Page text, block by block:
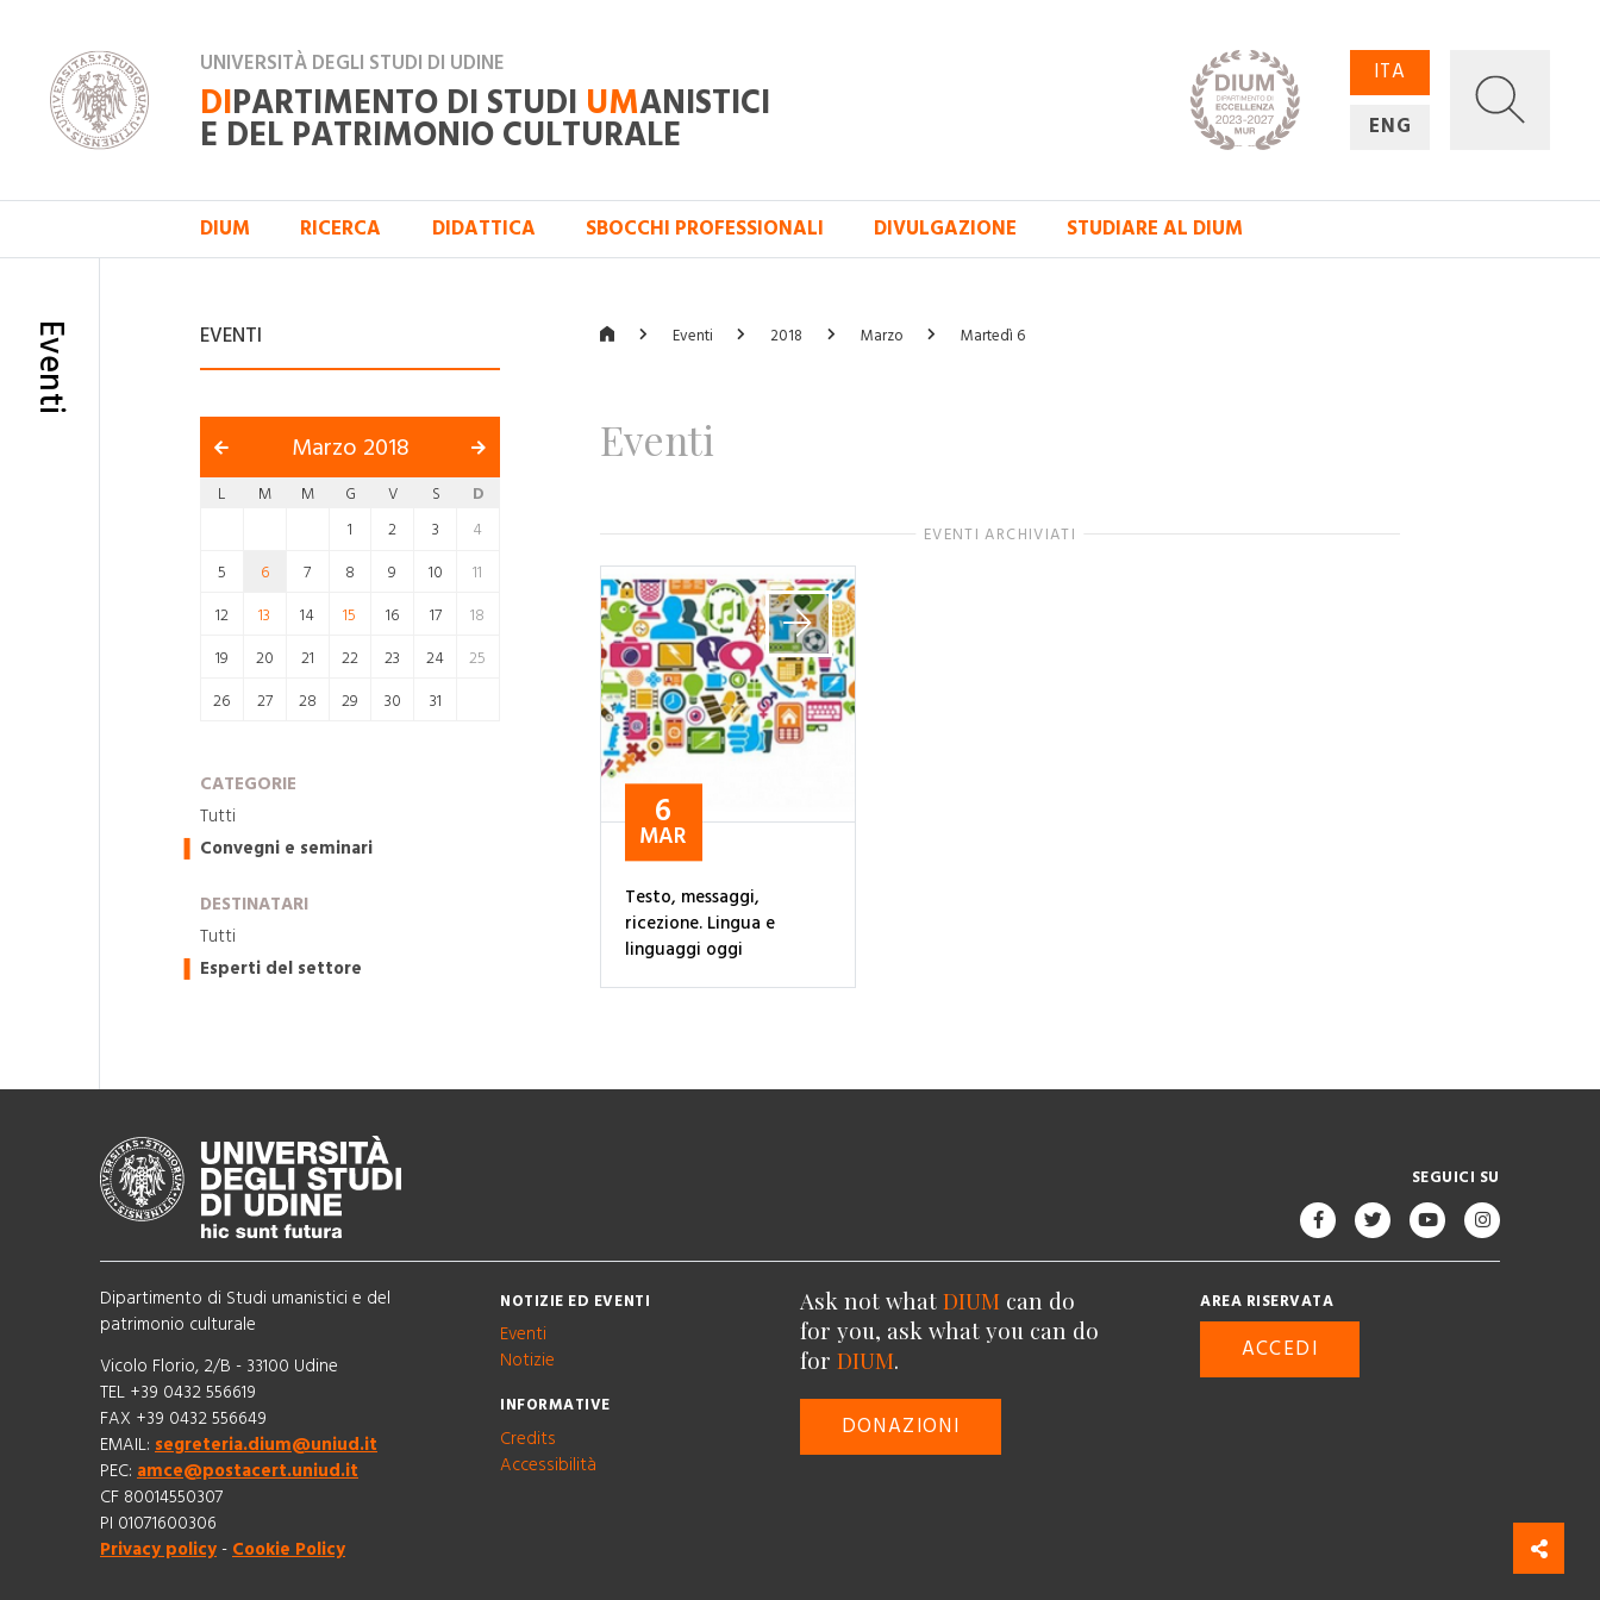
UNIVERSITÀ DEGLI STUDI DI UDINE
DIPARTIMENTO DI STUDI UMANISTICI
E DEL PATRIMONIO CULTURALE
ITA
ENG
DIUM RICERCA DIDATTICA SBOCCHI PROFESSIONALI DIVULGAZIONE STUDIARE AL DIUM
Eventi EVENTI
Marzo 2018
L M M G V S
D
1
2 3
4
5
6 7 8 9 10
11
12
13 14 15 16 17
18
19
20 21 22 23 24
25
26
27 28 29 30 31
CATEGORIE
Tutti
Convegni e seminari
DESTINATARI
Tutti
Esperti del settore
Eventi 2018 Marzo Martedì 6
Eventi
EVENTI ARCHIVIATI
6
MAR
Testo, messaggi,
ricezione. Lingua e
linguaggi oggi
SEGUICI SU
Dipartimento di Studi umanistici e del
patrimonio culturale
Vicolo Florio, 2/B - 33100 Udine
TEL +39 0432 556619
FAX +39 0432 556649
EMAIL: segreteria.dium@uniud.it
PEC: amce@postacert.uniud.it
CF 80014550307
PI 01071600306
Privacy policy - Cookie Policy
NOTIZIE ED EVENTI
Eventi
Notizie
INFORMATIVE
Credits
Accessibilità
Ask not what DIUM can do
for you, ask what you can do
for DIUM.
DONAZIONI
AREA RISERVATA
ACCEDI